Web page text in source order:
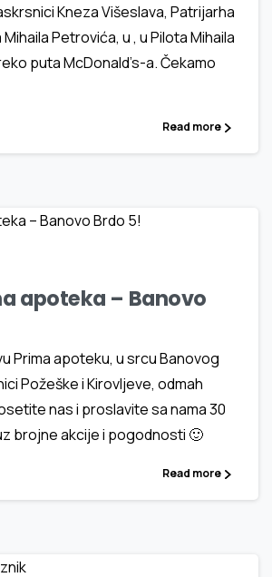
Kneza Višeslava, Patrijarha
Petrovića, u , u Pilota Mihaila
puta McDonald’s-a. Čekamo
Read more
apoteka – Banovo
Prima apoteku, u srcu Banovog
Požeške i Kirovljeve, odmah
nas i proslavite sa nama 30
brojne akcije i pogodnosti 🙂
Read more